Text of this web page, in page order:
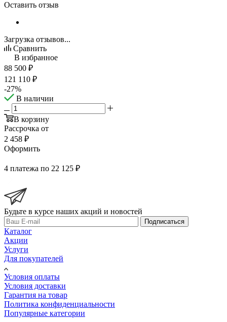
Оставить отзыв
Загрузка отзывов...
Сравнить
В избранное
88 500 ₽
121 110 ₽
-27%
В наличии
В корзину
Рассрочка от
2 458 ₽
Оформить
4 платежа по 22 125 ₽
Будьте в курсе наших акций и новостей
Подписаться
Каталог
Акции
Услуги
Для покупателей
Условия оплаты
Условия доставки
Гарантия на товар
Политика конфиденциальности
Популярные категории